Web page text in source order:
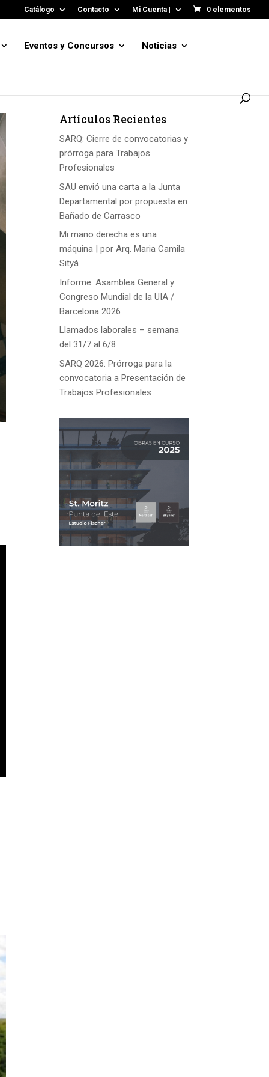
Catálogo Contacto Mi Cuenta | 0 elementos
Eventos y Concursos Noticias
Artículos Recientes
SARQ: Cierre de convocatorias y
prórroga para Trabajos
Profesionales
SAU envió una carta a la Junta
Departamental por propuesta en
Bañado de Carrasco
Mi mano derecha es una
máquina | por Arq. Maria Camila
Sityá
Informe: Asamblea General y
Congreso Mundial de la UIA /
Barcelona 2026
Llamados laborales – semana
del 31/7 al 6/8
SARQ 2026: Prórroga para la
convocatoria a Presentación de
Trabajos Profesionales